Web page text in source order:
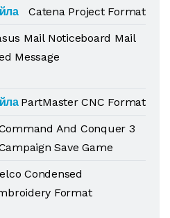
Catena Project Format
Mail Noticeboard Mail
Message
PartMaster CNC Format
And Conquer 3
Save Game
Condensed
Format